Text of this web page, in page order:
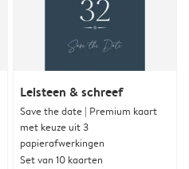
Leisteen & schreef
Save the date | Premium kaart
met keuze uit 3
papierafwerkingen
Set van 10 kaarten